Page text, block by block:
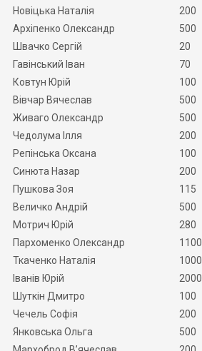
Новіцька Наталія
200
Архіпенко Олександр
500
Швачко Сергій
20
Гавінський Іван
70
Ковтун Юрій
100
Вівчар Вячеслав
500
Живаго Олександр
500
Чедолума Ілля
200
Репінська Оксана
100
Синюта Назар
200
Пушкова Зоя
115
Величко Андрій
500
Мотрич Юрій
280
Пархоменко Олександр
1100
Ткаченко Наталія
1000
Іванів Юрій
2000
Шуткін Дмитро
100
Чечель Софія
200
Янковська Ольга
500